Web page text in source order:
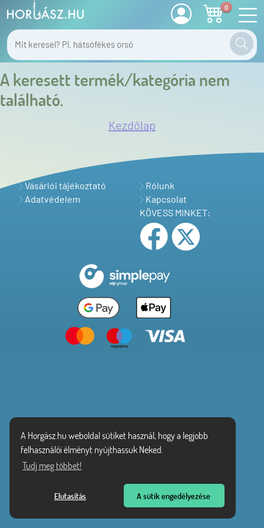
A Horgász.hu weboldal sütiket használ, hogy a legjobb
felhasználói élményt nyújthassuk Neked.
Tudj meg többet!
Elutasítás A sütik engedélyezése
0
A keresett termék/kategória nem
található.
Kezdőlap
Vásárlói tájékoztató
Adatvédelem
Rólunk
Kapcsolat
KÖVESS MINKET: